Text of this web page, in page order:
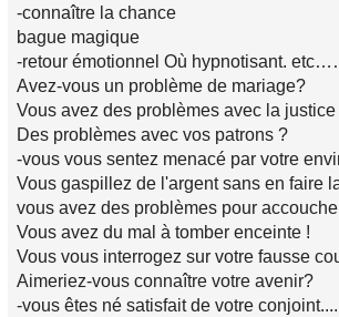
-connaître la chance
bague magique
-retour émotionnel Où hypnotisant.
Avez-vous un problème de mariage?
Vous avez des problèmes avec la justice
Des problèmes avec vos patrons ?
-vous vous sentez menacé par votre
Vous gaspillez de l'argent sans en faire
vous avez des problèmes pour
Vous avez du mal à tomber enceinte !
Vous vous interrogez sur votre fausse
Aimeriez-vous connaître votre avenir?
-vous êtes né satisfait de votre